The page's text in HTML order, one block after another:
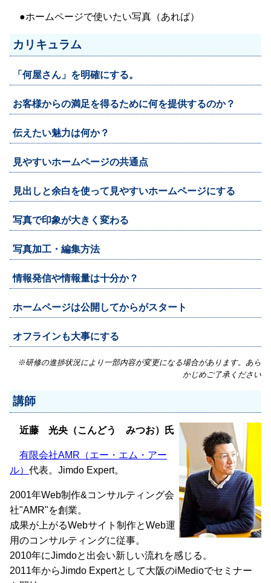
●ホームページで使いたい写真（あれば）
カリキュラム
「何屋さん」を明確にする。
お客様からの満足を得るために何を提供するのか？
伝えたい魅力は何か？
見やすいホームページの共通点
見出しと余白を使って見やすいホームページにする
写真で印象が大きく変わる
写真加工・編集方法
情報発信や情報量は十分か？
ホームページは公開してからがスタート
オフラインも大事にする
※研修の進捗状況により一部内容が変更になる場合があります。あら
かじめご了承ください
講師
近藤 光央（こんどう みつお）氏
有限会社AMR（エー・エム・アー
ル） 代表。Jimdo Expert。
2001年Web制作&コンサルティング会
社"AMR"を創業。
成果が上がるWebサイト制作とWeb運
用のコンサルティングに従事。
2010年にJimdoと出会い新しい流れを感じる。
2011年からJimdo Expertとして大阪のiMedioでセミナー